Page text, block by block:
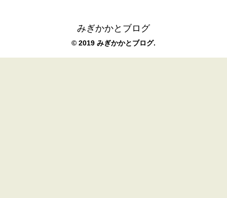
みぎかかとブログ
© 2019 みぎかかとブログ.